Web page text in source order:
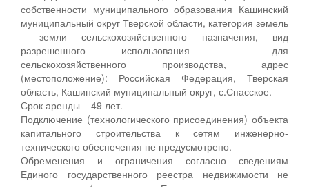
собственности муниципального образования Кашинский
муниципальный округ Тверской области, категория земель
- земли сельскохозяйственного назначения, вид
разрешенного использования — для
сельскохозяйственного производства, адрес
(местоположение): Российская Федерация, Тверская
область, Кашинский муниципальный округ, с.Спасское.
Срок аренды – 49 лет.
Подключение (технологического присоединения) объекта
капитального строительства к сетям инженерно-
технического обеспечения не предусмотрено.
Обременения и ограничения согласно сведениям
Единого государственного реестра недвижимости не